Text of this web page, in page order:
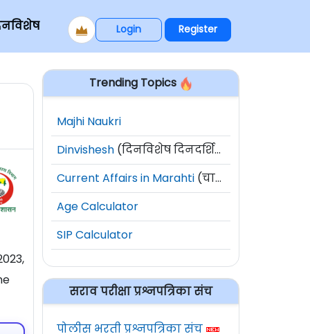
Login Register
Trending Topics
Majhi Naukri
Dinvishesh (दिनविशेष दिनदर्शिका)
Current Affairs in Marahti (चालू घडामोडी)
Age Calculator
SIP Calculator
सराव परीक्षा प्रश्नपत्रिका संच
पोलीस भरती प्रश्नपत्रिका संच